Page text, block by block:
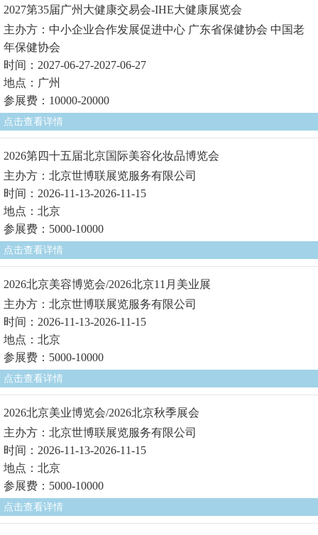
2027第35届广州大健康交易会-IHE大健康展览会
主办方：中小企业合作发展促进中心 广东省保健协会 中国老
年保健协会
时间：2027-06-27-2027-06-27
地点：广州
参展费：10000-20000
点击查看详情
2026第四十五届北京国际美容化妆品博览会
主办方：北京世博联展览服务有限公司
时间：2026-11-13-2026-11-15
地点：北京
参展费：5000-10000
点击查看详情
2026北京美容博览会/2026北京11月美业展
主办方：北京世博联展览服务有限公司
时间：2026-11-13-2026-11-15
地点：北京
参展费：5000-10000
点击查看详情
2026北京美业博览会/2026北京秋季展会
主办方：北京世博联展览服务有限公司
时间：2026-11-13-2026-11-15
地点：北京
参展费：5000-10000
点击查看详情